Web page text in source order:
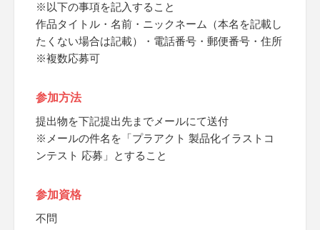
※以下の事項を記入すること
作品タイトル・名前・ニックネーム（本名を記載し
たくない場合は記載）・電話番号・郵便番号・住所
※複数応募可
参加方法
提出物を下記提出先までメールにて送付
※メールの件名を「プラアクト 製品化イラストコ
ンテスト 応募」とすること
参加資格
不問